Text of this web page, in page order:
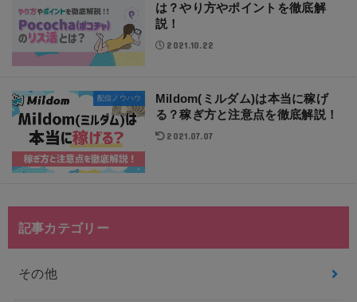
は？やり方やポイントを徹底解
説！
2021.10.22
配信ノウハウ
Mildom(ミルダム)は本当に稼げ
る？稼ぎ方と注意点を徹底解説！
2021.07.07
記事カテゴリー
その他